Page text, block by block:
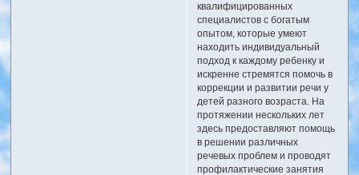
квалифицированных
специалистов с богатым
опытом, которые умеют
находить индивидуальный
подход к каждому ребенку и
искренне стремятся помочь в
коррекции и развитии речи у
детей разного возраста. На
протяжении нескольких лет
здесь предоставляют помощь
в решении различных
речевых проблем и проводят
профилактические занятия